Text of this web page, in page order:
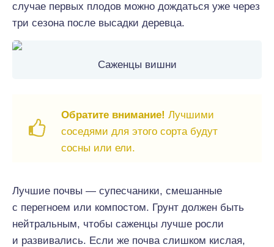
случае первых плодов можно дождаться уже через
три сезона после высадки деревца.
Саженцы вишни
Обратите внимание! Лучшими
соседями для этого сорта будут
сосны или ели.
Лучшие почвы — супесчаники, смешанные
с перегноем или компостом. Грунт должен быть
нейтральным, чтобы саженцы лучше росли
и развивались. Если же почва слишком кислая,